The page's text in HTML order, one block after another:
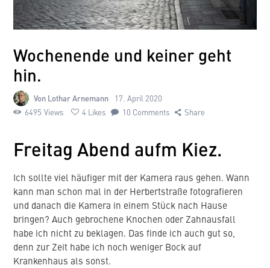
Wochenende und keiner geht
hin.
Von Lothar Arnemann 17. April 2020
6495 Views 4 Likes 10 Comments Share
Freitag Abend aufm Kiez.
Ich sollte viel häufiger mit der Kamera raus gehen. Wann
kann man schon mal in der Herbertstraße fotografieren
und danach die Kamera in einem Stück nach Hause
bringen? Auch gebrochene Knochen oder Zahnausfall
habe ich nicht zu beklagen. Das finde ich auch gut so,
denn zur Zeit habe ich noch weniger Bock auf
Krankenhaus als sonst.